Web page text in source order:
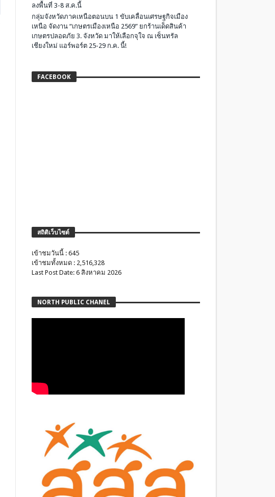
ลงพื้นที่ 3-8 ส.ค.นี้
กลุ่มจังหวัดภาคเหนือตอนบน 1 ขับเคลื่อนเศรษฐกิจเมือง
เหนือ จัดงาน “เกษตรเมืองเหนือ 2569” ยกร้านเด็ดสินค้า
เกษตรปลอดภัย 3. จังหวัด มาให้เลือกจุใจ ณ เซ็นทรัล
เชียงใหม่ แอร์พอร์ต 25-29 ก.ค. นี้!
FACEBOOK
สถิติเว็บไซต์
เข้าชมวันนี้ : 645
เข้าชมทั้งหมด : 2,516,328
Last Post Date: 6 สิงหาคม 2026
NORTH PUBLIC CHANEL